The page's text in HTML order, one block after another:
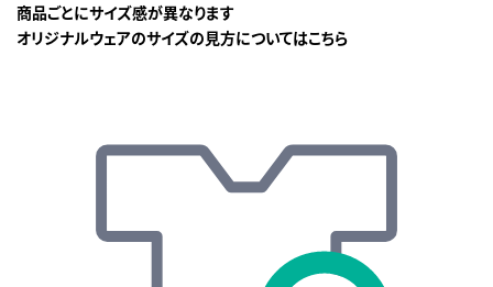
商品ごとにサイズ感が異なります
オリジナルウェアのサイズの見方についてはこちら